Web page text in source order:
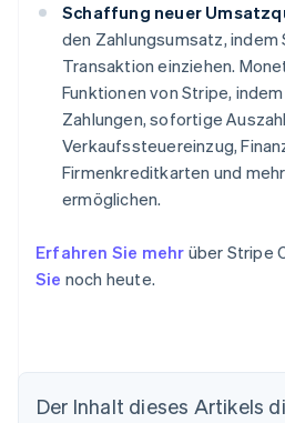
Schaffung neuer
den Zahlungsumsatz, indem
Transaktion einziehen.
Funktionen von Stripe,
Zahlungen, sofortige
Verkaufssteuereinzug,
Firmenkreditkarten und
ermöglichen.
Erfahren Sie mehr über Stripe
Sie noch heute.
Der Inhalt dieses Artikels